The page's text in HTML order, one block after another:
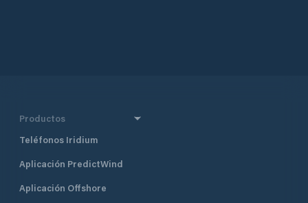
Productos
Teléfonos Iridium
Aplicación PredictWind
Aplicación Offshore